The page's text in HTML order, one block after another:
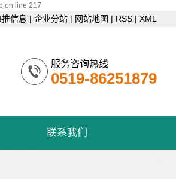
on line 217
推信息 | 企业分站 | 网站地图 | RSS | XML
服务咨询热线
0519-86251879
联系我们